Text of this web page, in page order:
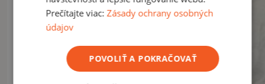
Prečítajte viac:Zásady ochrany osobných
údajov
POVOLIŤ A POKRAČOVAŤ